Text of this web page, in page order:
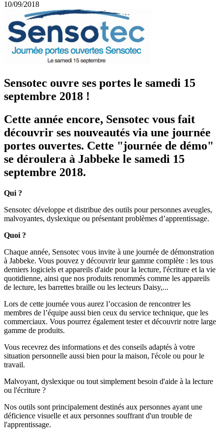
10/09/2018
Sensotec ouvre ses portes le samedi 15
septembre 2018 !
Cette année encore, Sensotec vous fait
découvrir ses nouveautés via une journée
portes ouvertes. Cette "journée de démo"
se déroulera à Jabbeke le samedi 15
septembre 2018.
Qui ?
Sensotec développe et distribue des outils pour personnes aveugles,
malvoyantes, dyslexique ou présentant problèmes d’apprentissage.
Quoi ?
Chaque année, Sensotec vous invite à une journée de démonstration
à Jabbeke. Vous pouvez y découvrir leur gamme complète : les tous
derniers logiciels et appareils d'aide pour la lecture, l'écriture et la vie
quotidienne, ainsi que nos produits renommés comme les appareils
de lecture, les barrettes braille ou les lecteurs Daisy,...
Lors de cette journée vous aurez l’occasion de rencontrer les
membres de l’équipe aussi bien ceux du service technique, que les
commerciaux. Vous pourrez également tester et découvrir notre large
gamme de produits.
Vous recevrez des informations et des conseils adaptés à votre
situation personnelle aussi bien pour la maison, l'école ou pour le
travail.
Malvoyant, dyslexique ou tout simplement besoin d'aide à la lecture
ou l'écriture ?
Nos outils sont principalement destinés aux personnes ayant une
déficience visuelle et aux personnes souffrant d'un trouble de
l'apprentissage.